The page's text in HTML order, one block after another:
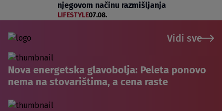
njegovom načinu razmišljanja
LIFESTYLE07.08.
Vidi sve
Nova energetska glavobolja: Peleta ponovo
nema na stovarištima, a cena raste